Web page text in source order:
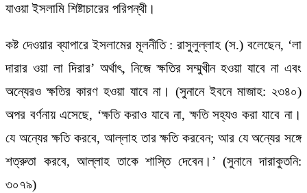
যাওয়া ইসলামি শিষ্টাচারের পরিপন্থী।
কষ্ট দেওয়ার ব্যাপারে ইসলামের মূলনীতি : রাসুলুল্লাহ (স.) বলেছেন, ‘লা
দারার ওয়া লা দিরার’ অর্থাৎ, নিজে ক্ষতির সম্মুখীন হওয়া যাবে না এবং
অন্যেরও ক্ষতির কারণ হওয়া যাবে না। (সুনানে ইবনে মাজাহ: ২৩৪০)
অপর বর্ণনায় এসেছে, ‘ক্ষতি করাও যাবে না, ক্ষতি সহ্যও করা যাবে না।
যে অন্যের ক্ষতি করবে, আল্লাহ তার ক্ষতি করবেন; আর যে অন্যের সঙ্গে
শত্রুতা করবে, আল্লাহ তাকে শাস্তি দেবেন।’ (সুনানে দারাকুতনি:
৩০৭৯)